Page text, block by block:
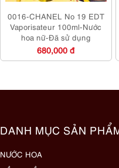
0016-CHANEL No 19 EDT
Vaporisateur 100ml-Nước
hoa nữ-Đã sử dụng
680,000 đ
DANH MỤC SẢN
NƯỚC HOA